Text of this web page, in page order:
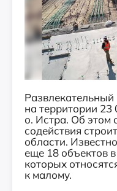
на территории 23
о. Истра. Об этом
содействия
области.
еще 18 объектов
которых
к малому.